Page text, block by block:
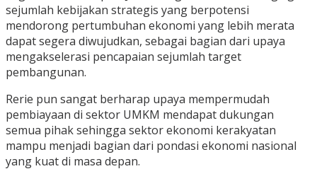
sejumlah kebijakan strategis yang berpotensi
mendorong pertumbuhan ekonomi yang lebih merata
dapat segera diwujudkan, sebagai bagian dari upaya
mengakselerasi pencapaian sejumlah target
pembangunan.
Rerie pun sangat berharap upaya mempermudah
pembiayaan di sektor UMKM mendapat dukungan
semua pihak sehingga sektor ekonomi kerakyatan
mampu menjadi bagian dari pondasi ekonomi nasional
yang kuat di masa depan.